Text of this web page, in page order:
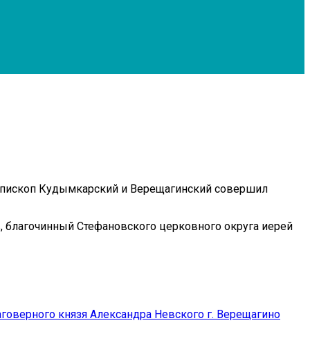
Кудымкарский и Верещагинский совершил
Стефановского церковного округа иерей
князя Александра Невского г. Верещагино